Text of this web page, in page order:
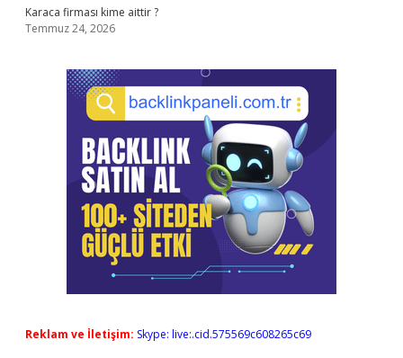
Karaca firması kime aittir ?
Temmuz 24, 2026
Reklam ve İletişim: Skype: live:.cid.575569c608265c69